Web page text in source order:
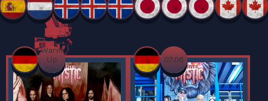
Warm
Up
Day
07.06